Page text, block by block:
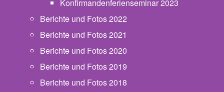
Konfirmandenferienseminar 2023
Berichte und Fotos 2022
Berichte und Fotos 2021
Berichte und Fotos 2020
Berichte und Fotos 2019
Berichte und Fotos 2018